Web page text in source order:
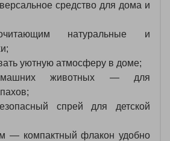
средство для дома и
натуральные и
уютную атмосферу в доме;
животных — для
спрей для детской
— компактный флакон удобно